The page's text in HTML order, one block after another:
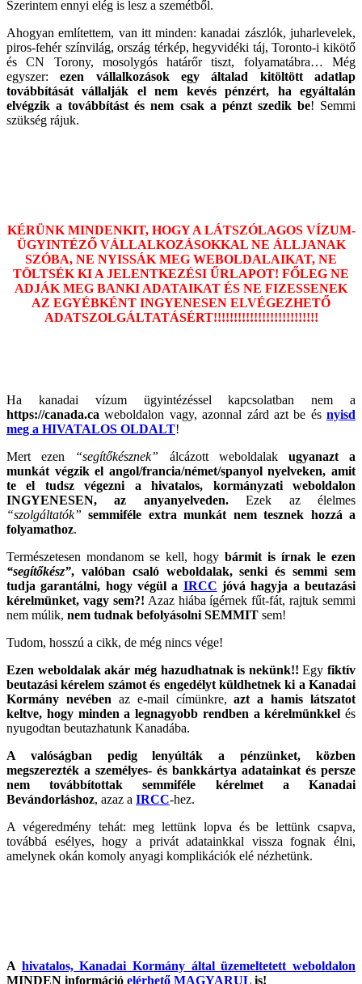
Szerintem ennyi elég is lesz a szemétből.
Ahogyan említettem, van itt minden: kanadai zászlók, juharlevelek,
piros-fehér színvilág, ország térkép, hegyvidéki táj, Toronto-i kikötő
és CN Torony, mosolygós határőr tiszt, folyamatábra… Még
egyszer:ezen vállalkozások egy általad kitöltött adatlap
továbbítását vállalják el nem kevés pénzért, ha egyáltalán
elvégzik a továbbítást és nem csak a pénzt szedik be! Semmi
szükség rájuk.
KÉRÜNK MINDENKIT, HOGY A LÁTSZÓLAGOS VÍZUM-
ÜGYINTÉZŐ VÁLLALKOZÁSOKKAL NE ÁLLJANAK
SZÓBA, NE NYISSÁK MEG WEBOLDALAIKAT, NE
TÖLTSÉK KI A JELENTKEZÉSI ŰRLAPOT! FŐLEG NE
ADJÁK MEG BANKI ADATAIKAT ÉS NE FIZESSENEK
AZ EGYÉBKÉNT INGYENESEN ELVÉGEZHETŐ
ADATSZOLGÁLTATÁSÉRT!!!!!!!!!!!!!!!!!!!!!!!!!!
Ha kanadai vízum ügyintézéssel kapcsolatban nem a
https://canada.ca weboldalon vagy, azonnal zárd azt be és nyisd
meg a HIVATALOS OLDALT!
Mert ezen “segítőkésznek” álcázott weboldalak ugyanazt a
munkát végzik el angol/francia/német/spanyol nyelveken, amit
te el tudsz végezni a hivatalos, kormányzati weboldalon
INGYENESEN, az anyanyelveden.Ezek az élelmes
“szolgáltatók” semmiféle extra munkát nem tesznek hozzá a
folyamathoz.
Természetesen mondanom se kell, hogy bármit is írnak le ezen
“segítőkész”, valóban csaló weboldalak, senki és semmi sem
tudja garantálni, hogy végül a IRCC jóvá hagyja a beutazási
kérelmünket, vagy sem?! Azaz hiába ígérnek fűt-fát, rajtuk semmi
nem múlik, nem tudnak befolyásolni SEMMIT sem!
Tudom, hosszú a cikk, de még nincs vége!
Ezen weboldalak akár még hazudhatnak is nekünk!! Egy fiktív
beutazási kérelem számot és engedélyt küldhetnek ki a Kanadai
Kormány nevében az e-mail címünkre,azt a hamis látszatot
keltve, hogy minden a legnagyobb rendben a kérelmünkkel és
nyugodtan beutazhatunk Kanadába.
A valóságban pedig lenyúlták a pénzünket, közben
megszerezték a személyes- és bankkártya adatainkat és persze
nem továbbítottak semmiféle kérelmet a Kanadai
Bevándorláshoz, azaz a IRCC-hez.
A végeredmény tehát: meg lettünk lopva és be lettünk csapva,
továbbá esélyes, hogy a privát adatainkkal vissza fognak élni,
amelynek okán komoly anyagi komplikációk elé nézhetünk.
A hivatalos, Kanadai Kormány által üzemeltetett weboldalon
MINDEN információ elérhető MAGYARUL is!